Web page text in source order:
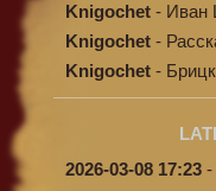
Knigochet - Иван
Knigochet -
Knigochet -
Аркадий ...
2026-03-08 17:23 -